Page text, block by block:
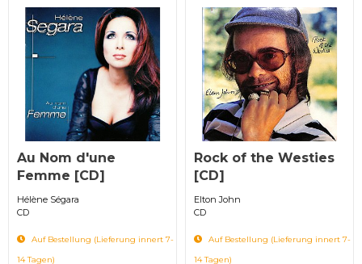
Au Nom d'une
Femme [CD]
Hélène Ségara
CD
Auf Bestellung (Lieferung innert 7-
14 Tagen)
Rock of the Westies
[CD]
Elton John
CD
Auf Bestellung (Lieferung innert 7-
14 Tagen)